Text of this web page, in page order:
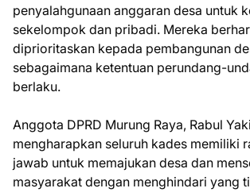
penyalahgunaan anggaran desa untuk
sekelompok dan pribadi. Mereka
diprioritaskan kepada pembangunan
sebagaimana ketentuan perundang-
berlaku.
Anggota DPRD Murung Raya, Rabul
mengharapkan seluruh kades memiliki
jawab untuk memajukan desa dan
masyarakat dengan menghindari yang